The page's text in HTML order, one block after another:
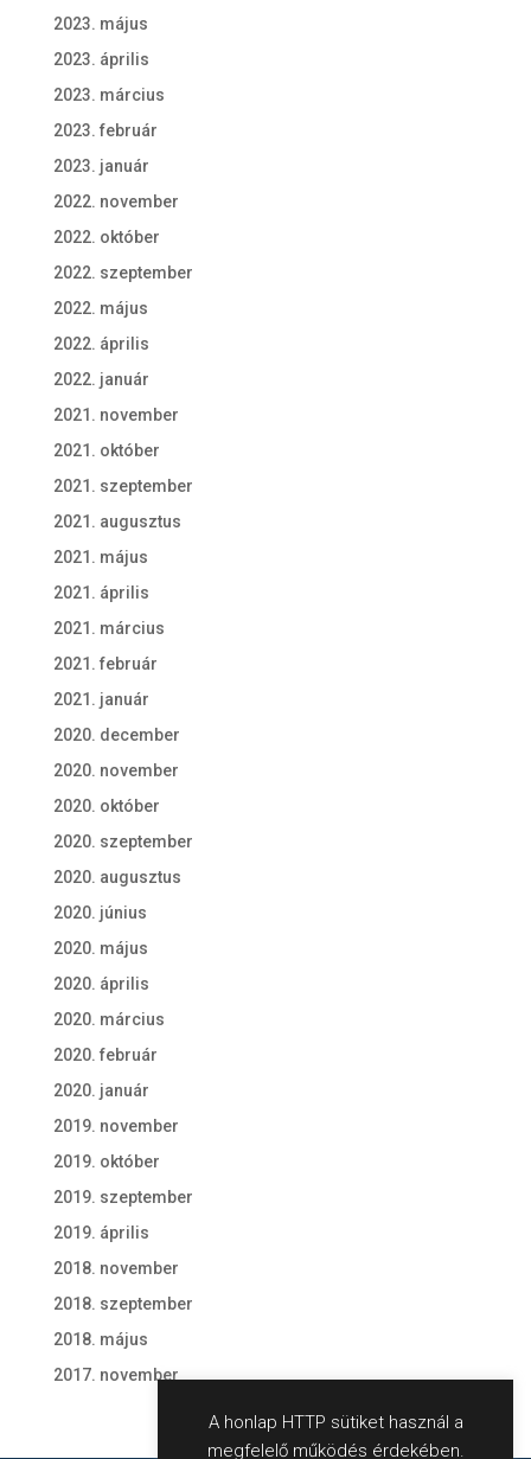
2023. május
2023. április
2023. március
2023. február
2023. január
2022. november
2022. október
2022. szeptember
2022. május
2022. április
2022. január
2021. november
2021. október
2021. szeptember
2021. augusztus
2021. május
2021. április
2021. március
2021. február
2021. január
2020. december
2020. november
2020. október
2020. szeptember
2020. augusztus
2020. június
2020. május
2020. április
2020. március
2020. február
2020. január
2019. november
2019. október
2019. szeptember
2019. április
2018. november
2018. szeptember
2018. május
2017. november
A honlap HTTP sütiket használ a
megfelelő működés érdekében.